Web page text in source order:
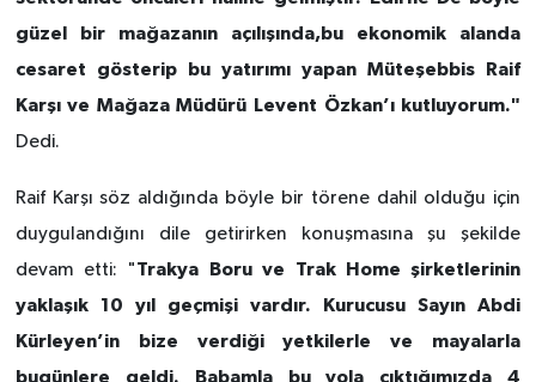
güzel bir mağazanın açılışında,bu ekonomik alanda
cesaret gösterip bu yatırımı yapan Müteşebbis Raif
Karşı ve Mağaza Müdürü Levent Özkan’ı kutluyorum."
Dedi.
Raif Karşı söz aldığında böyle bir törene dahil olduğu için
duygulandığını dile getirirken konuşmasına şu şekilde
devam etti: "Trakya Boru ve Trak Home şirketlerinin
yaklaşık 10 yıl geçmişi vardır. Kurucusu Sayın Abdi
Kürleyen’in bize verdiği yetkilerle ve mayalarla
bugünlere geldi. Babamla bu yola çıktığımızda 4